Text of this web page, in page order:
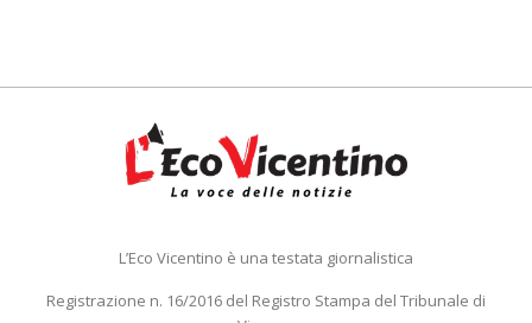
L’Eco Vicentino è una testata giornalistica
Registrazione n. 16/2016 del Registro Stampa del Tribunale di